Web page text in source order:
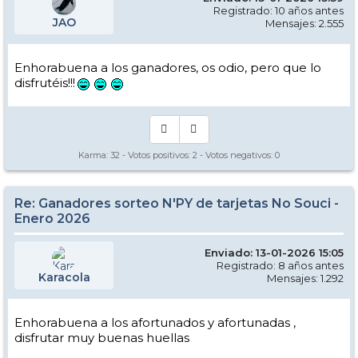
JAO
Registrado: 10 años antes
Mensajes: 2.555
Enhorabuena a los ganadores, os odio, pero que lo
disfrutéis!!!
Karma: 32 - Votos positivos: 2 - Votos negativos: 0
Re: Ganadores sorteo N'PY de tarjetas No Souci -
Enero 2026
Karacola
Enviado: 13-01-2026 15:05
Registrado: 8 años antes
Mensajes: 1.292
Enhorabuena a los afortunados y afortunadas ,
disfrutar muy buenas huellas